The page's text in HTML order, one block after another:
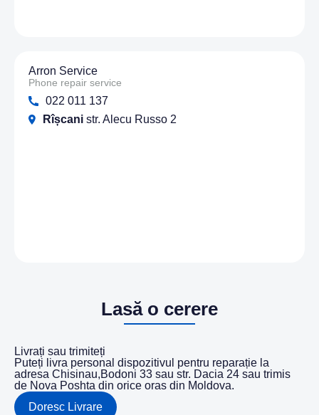
Arron Service
Phone repair service
022 011 137
Rîșcani str. Alecu Russo 2
Lasă o cerere
Livrați sau trimiteți
Puteți livra personal dispozitivul pentru reparație la
adresa Chisinau,Bodoni 33 sau str. Dacia 24 sau trimis
de Nova Poshta din orice oras din Moldova.
Doresc Livrare